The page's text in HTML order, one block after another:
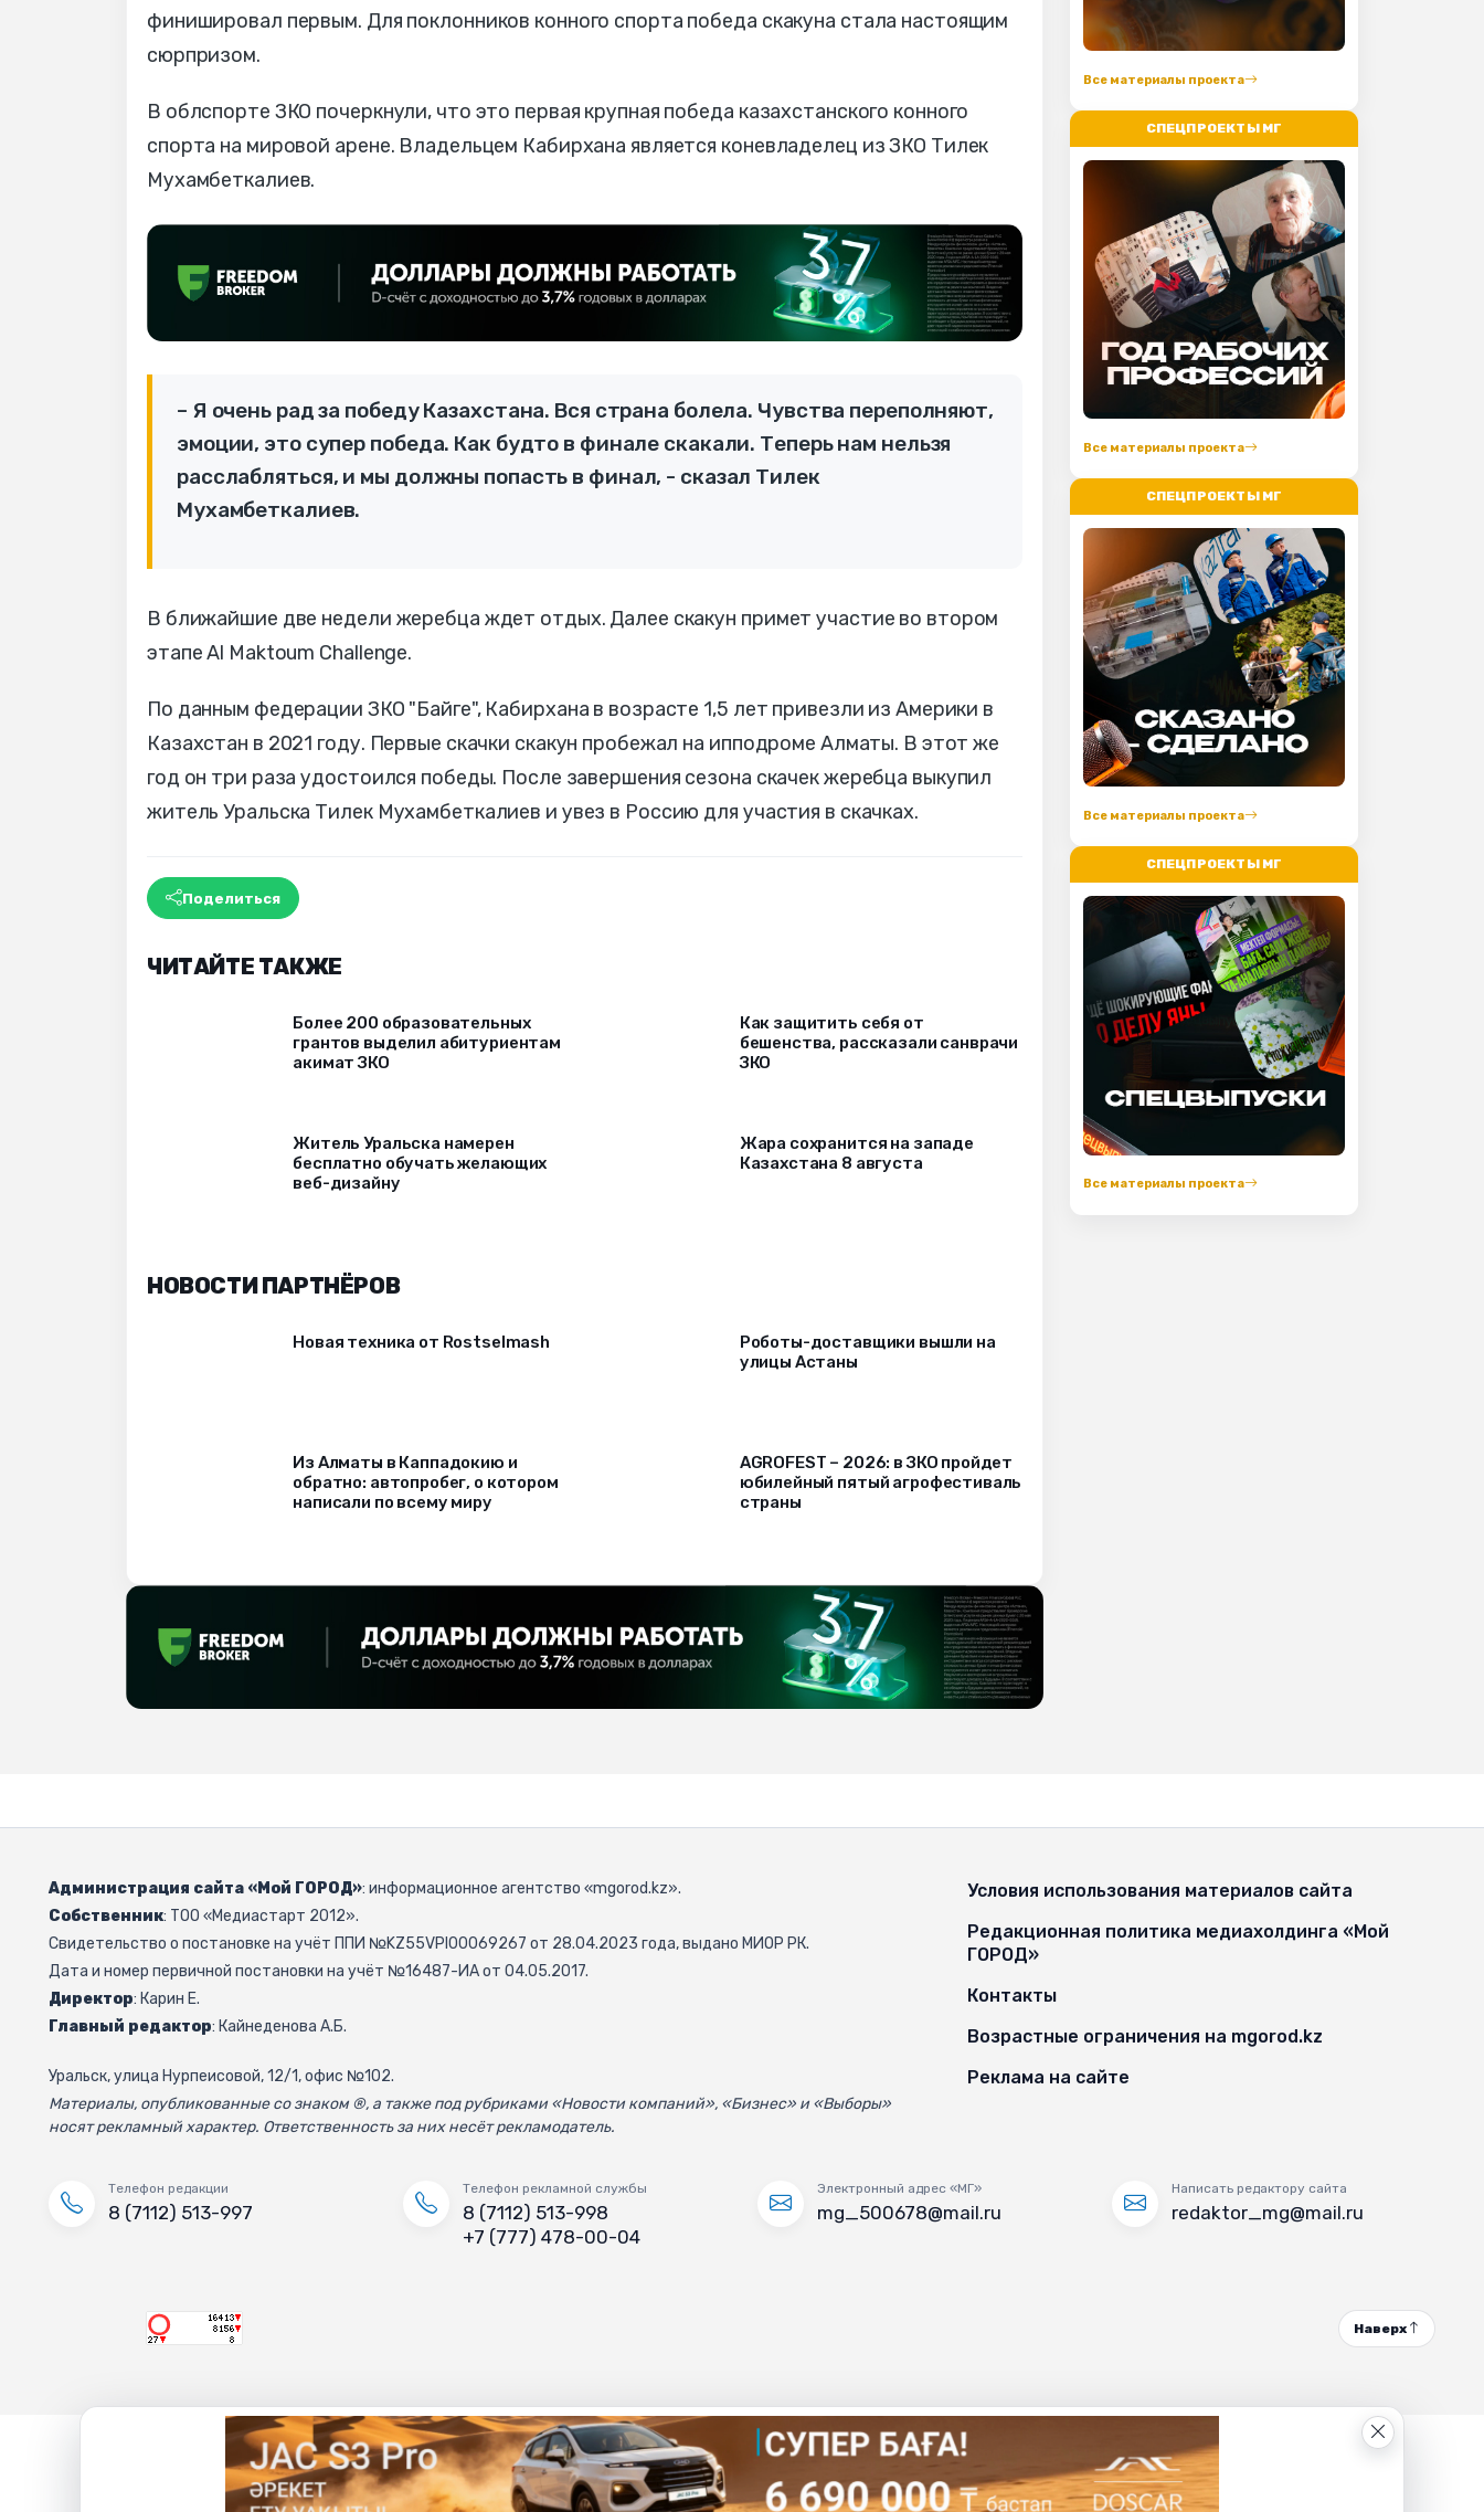
финишировал первым. Для поклонников конного спорта победа скакуна стала настоящим
сюрпризом.
В облспорте ЗКО почеркнули, что это первая крупная победа казахстанского конного
спорта на мировой арене. Владельцем Кабирхана является коневладелец из ЗКО Тилек
Мухамбеткалиев.
– Я очень рад за победу Казахстана. Вся страна болела. Чувства переполняют,
эмоции, это супер победа. Как будто в финале скакали. Теперь нам нельзя
расслабляться, и мы должны попасть в финал, - сказал Тилек
Мухамбеткалиев.
В ближайшие две недели жеребца ждет отдых. Далее скакун примет участие во втором
этапе Al Maktoum Challenge.
По данным федерации ЗКО "Байге", Кабирхана в возрасте 1,5 лет привезли из Америки в
Казахстан в 2021 году. Первые скачки скакун пробежал на ипподроме Алматы. В этот же
год он три раза удостоился победы. После завершения сезона скачек жеребца выкупил
житель Уральска Тилек Мухамбеткалиев и увез в Россию для участия в скачках.
Поделиться
ЧИТАЙТЕ ТАКЖЕ
Более 200 образовательных
грантов выделил абитуриентам
акимат ЗКО
Как защитить себя от
бешенства, рассказали санврачи
ЗКО
Житель Уральска намерен
бесплатно обучать желающих
веб-дизайну
Жара сохранится на западе
Казахстана 8 августа
НОВОСТИ ПАРТНЁРОВ
Новая техника от Rostselmash
Роботы-доставщики вышли на
улицы Астаны
Из Алматы в Каппадокию и
обратно: автопробег, о котором
написали по всему миру
AGROFEST – 2026: в ЗКО пройдет
юбилейный пятый агрофестиваль
страны
Все материалы проекта
СПЕЦПРОЕКТЫ МГ
Все материалы проекта
СПЕЦПРОЕКТЫ МГ
Все материалы проекта
СПЕЦПРОЕКТЫ МГ
Все материалы проекта
Администрация сайта «Мой ГОРОД»: информационное агентство «mgorod.kz».
Собственник: ТОО «Медиастарт 2012».
Свидетельство о постановке на учёт ППИ №KZ55VPI00069267 от 28.04.2023 года, выдано МИОР РК.
Дата и номер первичной постановки на учёт №16487-ИА от 04.05.2017.
Директор: Карин Е.
Главный редактор: Кайнеденова А.Б.
Уральск, улица Нурпеисовой, 12/1, офис №102.
Материалы, опубликованные со знаком ®, а также под рубриками «Новости компаний», «Бизнес» и «Выборы»
носят рекламный характер. Ответственность за них несёт рекламодатель.
Условия использования материалов сайта
Редакционная политика медиахолдинга «Мой
ГОРОД»
Контакты
Возрастные ограничения на mgorod.kz
Реклама на сайте
Телефон редакции
8 (7112) 513-997
Телефон рекламной службы
8 (7112) 513-998
+7 (777) 478-00-04
Электронный адрес «МГ»
mg_500678@mail.ru
Написать редактору сайта
redaktor_mg@mail.ru
Наверх